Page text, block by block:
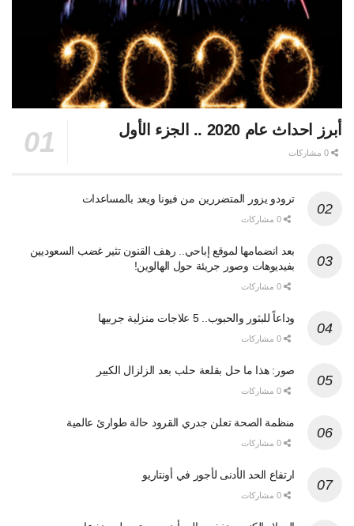
أبرز احداث عام 2020 .. الجزء الأول
ترودو يزور المتضررين من فيونا ويعد بالمساعدات
بعد انضمامها لموقع إباحي.. رهف القنون تثير غضب السعوديين
بفيديوهات وصور جريئة حول الهالوين!
وداعاً للبثور والحبوب.. 5 علاجات منزلية جربيها
صور: هذا ما حل بقلعة حلب بعد الزلزال الكبير
منظمة الصحة تعلن جدري القرود حالة طوارئ عالمية
ارتفاع الحد الأدنى لأجور في أونتاريو